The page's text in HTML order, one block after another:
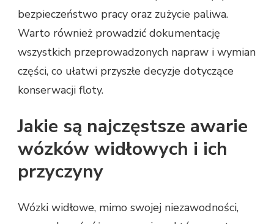
bezpieczeństwo pracy oraz zużycie paliwa.
Warto również prowadzić dokumentację
wszystkich przeprowadzonych napraw i wymian
części, co ułatwi przyszłe decyzje dotyczące
konserwacji floty.
Jakie są najczęstsze awarie
wózków widłowych i ich
przyczyny
Wózki widłowe, mimo swojej niezawodności,